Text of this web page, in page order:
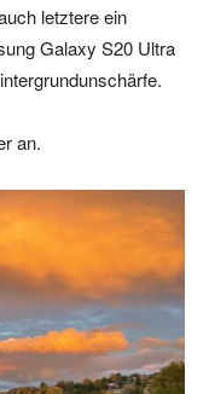
letztere ein
Galaxy S20 Ultra
an.